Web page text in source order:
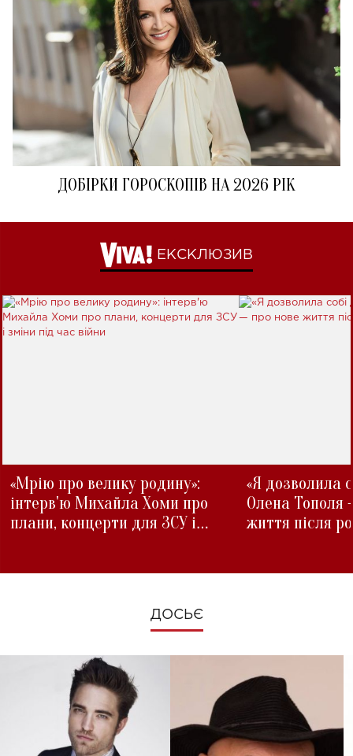
ДОБІРКИ ГОРОСКОПІВ НА 2026 РІК
ЕКСКЛЮЗИВ
«Мрію про велику родину»:
інтерв'ю Михайла Хоми про
плани, концерти для ЗСУ і
«Я дозволила
Олена Тополя
життя після
ДОСЬЄ